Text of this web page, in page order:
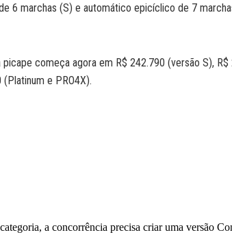
6 marchas (S) e automático epicíclico de 7
começa agora em R$ 242.790 (versão S), R$
e PRO4X).